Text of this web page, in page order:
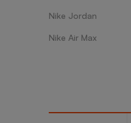
Nike Jordan
Nike Air Max